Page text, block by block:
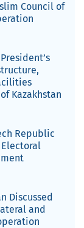
Council of
Kazakhstan
Republic
Discussed
and